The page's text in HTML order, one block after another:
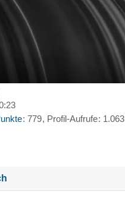
779 Profil-Aufrufe 1.063